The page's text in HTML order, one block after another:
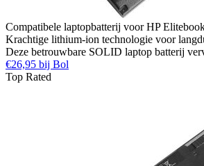
Compatibele laptopbatterij voor HP
Krachtige lithium-ion technologie voor
Deze betrouwbare SOLID laptop batterij
€26,95 bij Bol
Top Rated